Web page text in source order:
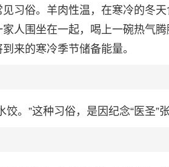
习俗。羊肉性温，在寒冷的冬
人围坐在一起，喝上一碗热气
来的寒冷季节储备能量。
。”这种习俗，是因纪念“医圣”